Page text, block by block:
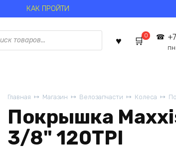
КАК ПРОЙТИ
0
Главная
Магазин Велозапчасти Колеса
Покрышка
3/8" 120TPI